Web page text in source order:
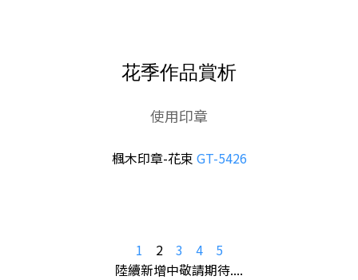
花季作品賞析
使用印章
楓木印章-花束 GT-5426
1 2 3 4
5
陸續新增中敬請期待....